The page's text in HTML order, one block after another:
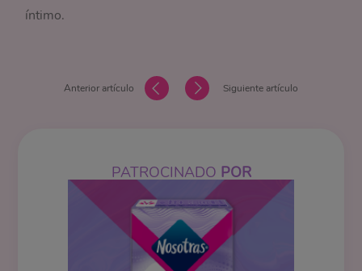
íntimo.
Anterior artículo Siguiente artículo
PATROCINADO POR